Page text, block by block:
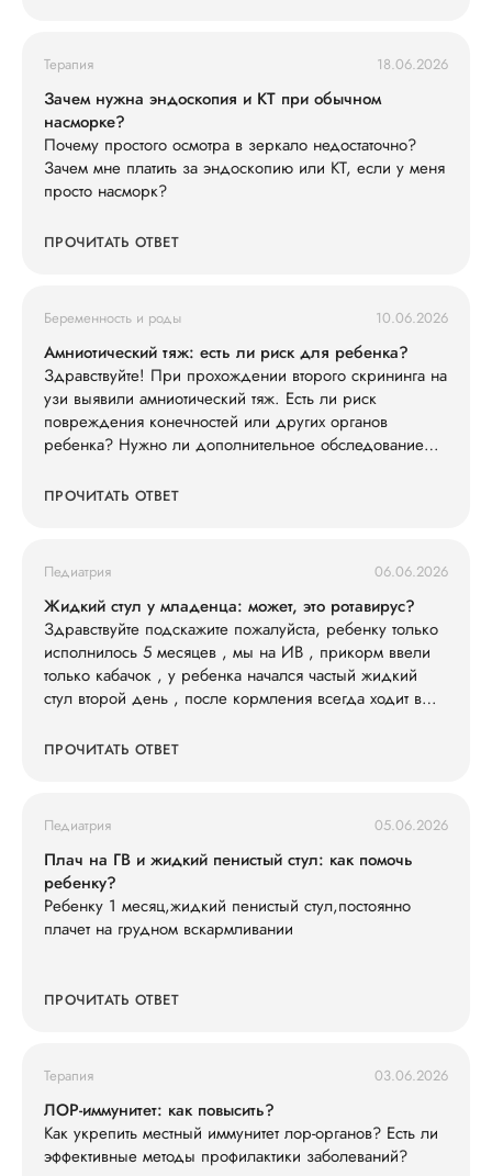
Терапия 18.06.2026
Зачем нужна эндоскопия и КТ при обычном
насморке?
Почему простого осмотра в зеркало недостаточно?
Зачем мне платить за эндоскопию или КТ, если у меня
просто насморк?
ПРОЧИТАТЬ ОТВЕТ
Беременность и роды 10.06.2026
Амниотический тяж: есть ли риск для ребенка?
Здравствуйте! При прохождении второго скрининга на
узи выявили амниотический тяж. Есть ли риск
повреждения конечностей или других органов
ребенка? Нужно ли дополнительное обследование
ПРОЧИТАТЬ ОТВЕТ
Педиатрия 06.06.2026
Жидкий стул у младенца: может, это ротавирус?
Здравствуйте подскажите пожалуйста, ребенку только
исполнилось 5 месяцев , мы на ИВ , прикорм ввели
только кабачок , у ребенка начался частый жидкий
стул второй день , после кормления всегда ходит в
и кушать не простит , раньше кричал просил спустя 3-
быть ротовирус у младшего , и как его лечить .
Анализы сдавали , кровь хорошая сказали только
гемоглобин понижен , подскажите что делать ?
ПРОЧИТАТЬ ОТВЕТ
Педиатрия 05.06.2026
Плач на ГВ и жидкий пенистый стул: как помочь
ребенку?
Ребенку 1 месяц,жидкий пенистый стул,постоянно
плачет на грудном вскармливании
ПРОЧИТАТЬ ОТВЕТ
Терапия 03.06.2026
ЛОР-иммунитет: как повысить?
Как укрепить местный иммунитет лор-органов? Есть ли
эффективные методы профилактики заболеваний?